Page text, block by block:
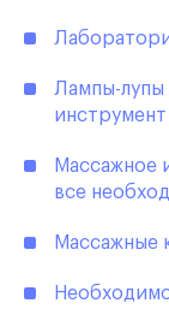
Лампы-
Массажное
все
Массажные